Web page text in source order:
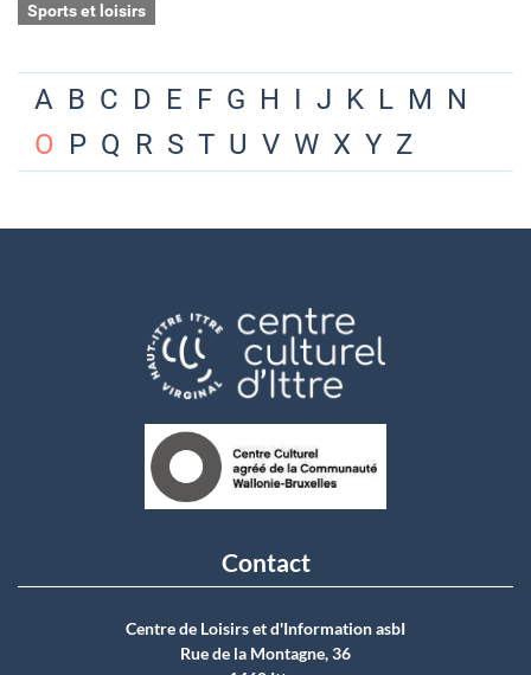
Sports et loisirs
A B C D E F G H I J K L M N
O P Q R S T U V W X Y Z
Contact
Centre de Loisirs et d'Information asbI
Rue de la Montagne, 36